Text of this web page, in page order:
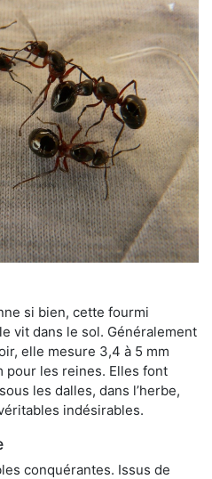
si bien, cette fourmi
vit dans le sol. Généralement
elle mesure 3,4 à 5 mm
pour les reines. Elles font
les dalles, dans l’herbe,
indésirables.
conquérantes. Issus de